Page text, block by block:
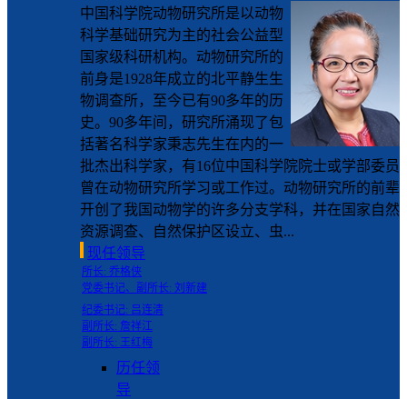
中国科学院动物研究所是以动物
科学基础研究为主的社会公益型
国家级科研机构。动物研究所的
前身是1928年成立的北平静生生
物调查所，至今已有90多年的历
史。90多年间，研究所涌现了包
括著名科学家秉志先生在内的一
批杰出科学家，有16位中国科学院院士或学部委员
曾在动物研究所学习或工作过。动物研究所的前辈
开创了我国动物学的许多分支学科，并在国家自然
资源调查、自然保护区设立、虫...
现任领导
所长: 乔格侠
党委书记、副所长: 刘新建
纪委书记: 吕连清
副所长: 詹祥江
副所长: 王红梅
历任领
导